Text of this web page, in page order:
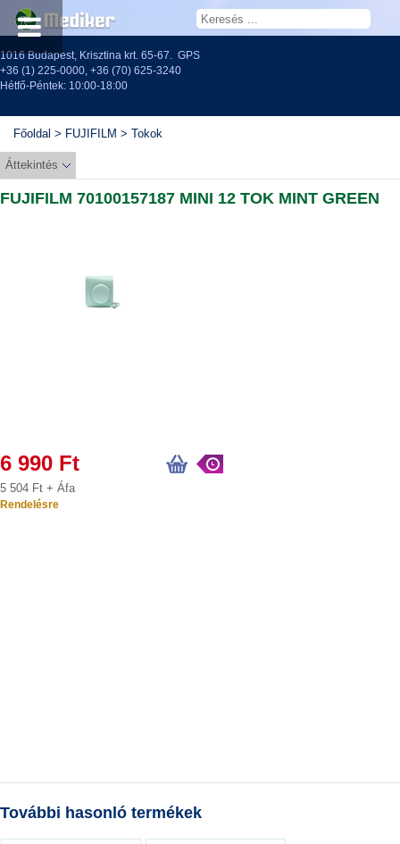
1016 Budapest, Krisztina krt. 65-67. GPS
+36 (1) 225-0000, +36 (70) 625-3240
Hétfő-Péntek: 10:00-18:00
Főoldal > FUJIFILM > Tokok
Áttekintés
FUJIFILM 70100157187 MINI 12 TOK MINT GREEN
6 990 Ft
5 504 Ft + Áfa
Rendelésre
További hasonló termékek